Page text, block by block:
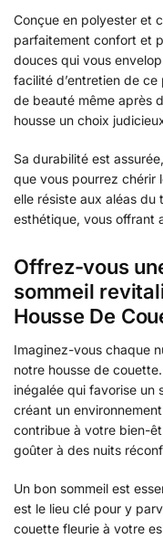
Conçue en polyester et
parfaitement confort et
douces qui vous
facilité d’entretien de
de beauté même après
housse un choix
Sa durabilité est
que vous pourrez chérir
elle résiste aux aléas
esthétique, vous offrant
Offrez-vous
sommeil
Housse De
Imaginez-vous chaque
notre housse de
inégalée qui favorise un
créant un
contribue à votre bien-
goûter à des nuits
Un bon sommeil est
est le lieu clé pour y
couette fleurie à votre